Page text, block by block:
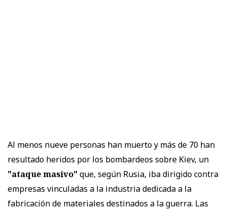
Al menos nueve personas han muerto y más de 70 han
resultado heridos por los bombardeos sobre Kiev, un
"ataque masivo" que, según Rusia, iba dirigido contra
empresas vinculadas a la industria dedicada a la
fabricación de materiales destinados a la guerra. Las